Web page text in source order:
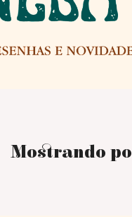
Mostrando